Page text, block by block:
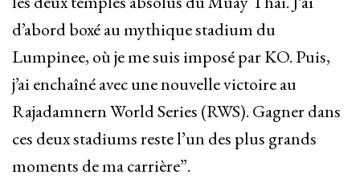
d’abord boxé au mythique stadium du
Lumpinee, où je me suis imposé par KO. Puis,
j’ai enchaîné avec une nouvelle victoire au
Rajadamnern World Series (RWS). Gagner dans
ces deux stadiums reste l’un des plus grands
moments de ma carrière”.